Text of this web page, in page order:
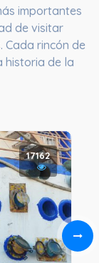
importantes
de visitar
Cada rincón de
historia de la
17162